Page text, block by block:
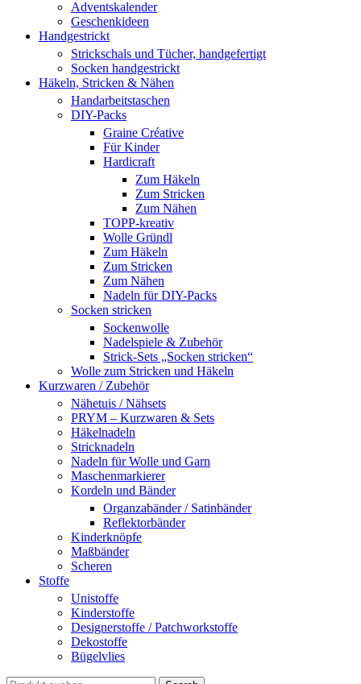
Adventskalender
Geschenkideen
Handgestrickt
Strickschals und Tücher, handgefertigt
Socken handgestrickt
Häkeln, Stricken & Nähen
Handarbeitstaschen
DIY-Packs
Graine Créative
Für Kinder
Hardicraft
Zum Häkeln
Zum Stricken
Zum Nähen
TOPP-kreativ
Wolle Gründl
Zum Häkeln
Zum Stricken
Zum Nähen
Nadeln für DIY-Packs
Socken stricken
Sockenwolle
Nadelspiele & Zubehör
Strick-Sets „Socken stricken“
Wolle zum Stricken und Häkeln
Kurzwaren / Zubehör
Nähetuis / Nähsets
PRYM – Kurzwaren & Sets
Häkelnadeln
Stricknadeln
Nadeln für Wolle und Garn
Maschenmarkierer
Kordeln und Bänder
Organzabänder / Satinbänder
Reflektorbänder
Kinderknöpfe
Maßbänder
Scheren
Stoffe
Unistoffe
Kinderstoffe
Designerstoffe / Patchworkstoffe
Dekostoffe
Bügelvlies